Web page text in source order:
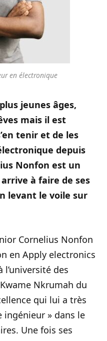
en électronique
jeunes âges,
mais il est
tenir et de les
depuis
Nonfon est un
à faire de ses
levant le voile sur
Cornelius Nonfon
en Apply electronics
des
Nkrumah du
qui lui a très
» dans le
Une fois ses